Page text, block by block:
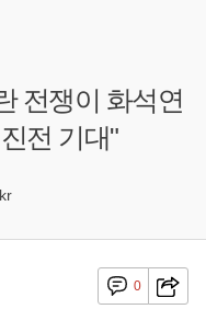
전쟁이 화석연
전 기대"
0